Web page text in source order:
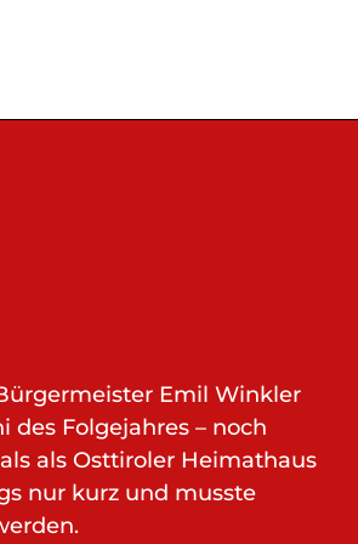
Emil Winkler
des Folgejahres – noch
als Osttiroler Heimathaus
nur kurz und musste